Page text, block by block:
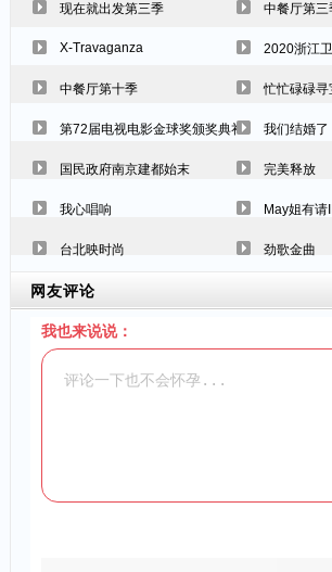
现在就出发第三季 中餐厅第三
X-Travaganza 2020浙江
中餐厅第十季 忙忙碌碌寻
第72届电视电影金球奖颁奖典礼 我们结婚了
国民政府南京建都始末 完美释放
我心唱响 May姐有请II
台北映时尚 劲歌金曲
网友评论
我也来说说：